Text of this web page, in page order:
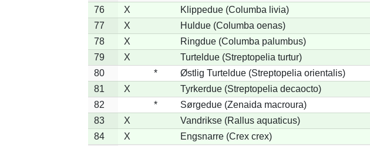
76
X
Klippedue (Columba livia)
77
X
Huldue (Columba oenas)
78
X
Ringdue (Columba palumbus)
79
X
Turteldue (Streptopelia turtur)
80
*
Østlig Turteldue (Streptopelia orientalis)
81
X
Tyrkerdue (Streptopelia decaocto)
82
*
Sørgedue (Zenaida macroura)
83
X
Vandrikse (Rallus aquaticus)
84
X
Engsnarre (Crex crex)